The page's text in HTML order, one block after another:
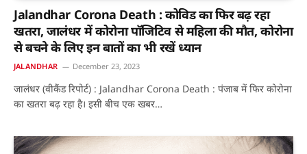
Jalandhar Corona Death : कोविड का फिर बढ़ रहा
खतरा, जालंधर में कोरोना पॉजिटिव से महिला की मौत, कोरोना
से बचने के लिए इन बातों का भी रखें ध्यान
JALANDHAR December 23, 2023
जालंधर (वीकैंड रिपोर्ट) : Jalandhar Corona Death : पंजाब में फिर कोरोना
का खतरा बढ़ रहा है। इसी बीच एक खबर…